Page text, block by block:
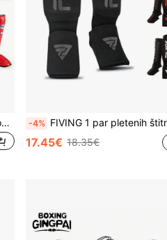
GING Štitnici za potkoljenice za odrasle i mlade za Muay Thai/kickboxing/MMA, zaštita nogu za trening -4% FIVING 1 par pletenih štitnika za noge za Muay Thai/MMA, unisex zaštita za noge i stopala za odrasle za
17.45€ 18.35€